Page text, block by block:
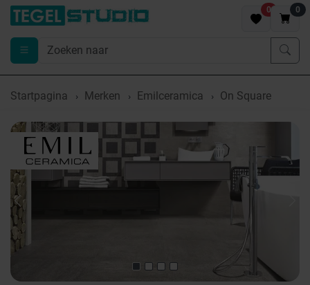
0 0
Startpagina Merken Emilceramica On Square
Previous